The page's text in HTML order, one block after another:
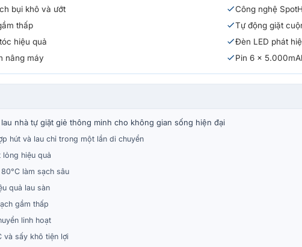
bụi khô và ướt
Công nghệ
thấp
Tự động giặt
hiệu quả
Đèn LED phát
nâng máy
Pin 6 x
nhà tự giặt giẻ thông minh cho không gian sống hiện đại
hút và lau chỉ trong một lần di chuyển
hiệu quả
làm sạch sâu
quả lau sàn
gầm thấp
linh hoạt
và sấy khô tiện lợi